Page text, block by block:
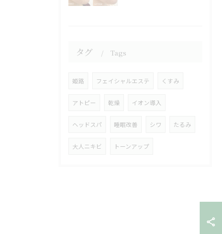
タグ Tags
姫路 フェイシャルエステ くすみ
アトピー 乾燥 イオン導入
ヘッドスパ 睡眠改善 シワ たるみ
大人ニキビ トーンアップ